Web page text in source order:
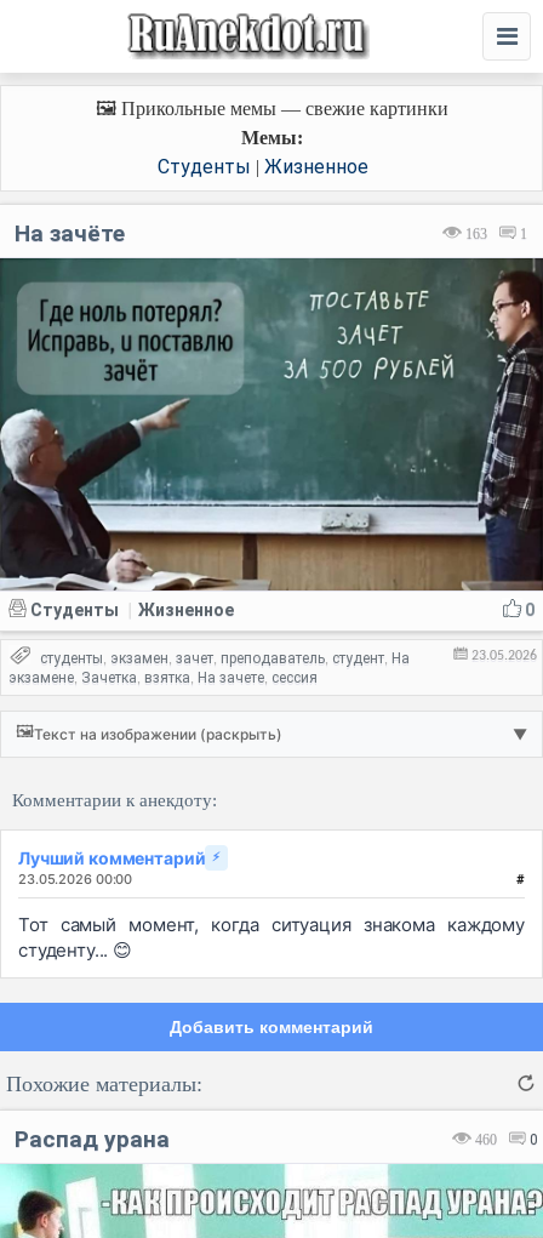
🖼️ Прикольные мемы — свежие картинки
Мемы:
Студенты | Жизненное
163 1
На зачёте
0
Студенты Жизненное
23.05.2026
студенты, экзамен, зачет, преподаватель, студент, На
экзамене, Зачетка, взятка, На зачете, сессия
🖼️Текст на изображении (раскрыть) ▼
Комментарии к анекдоту:
Лучший комментарий ⚡
23.05.2026 00:00 #
Тот самый момент, когда ситуация знакома каждому
студенту... 😊
Добавить комментарий
Похожие материалы:
460 0
Распад урана